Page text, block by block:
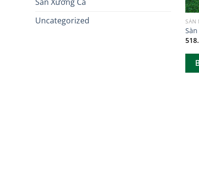
Sàn Xương Cá
Uncategorized
SÀN